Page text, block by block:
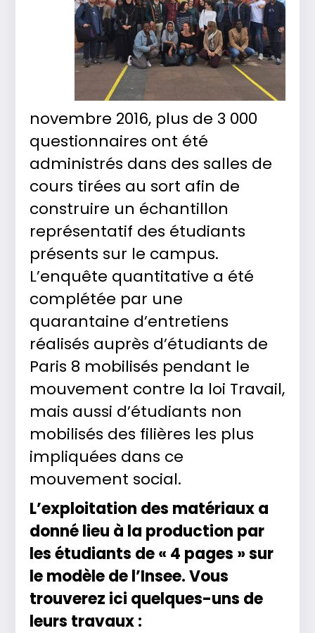
novembre 2016, plus de 3 000
questionnaires ont été
administrés dans des salles de
cours tirées au sort afin de
construire un échantillon
représentatif des étudiants
présents sur le campus.
L’enquête quantitative a été
complétée par une
quarantaine d’entretiens
réalisés auprès d’étudiants de
Paris 8 mobilisés pendant le
mouvement contre la loi Travail,
mais aussi d’étudiants non
mobilisés des filières les plus
impliquées dans ce
mouvement social.
L’exploitation des matériaux a
donné lieu à la production par
les étudiants de « 4 pages » sur
le modèle de l’Insee. Vous
trouverez ici quelques-uns de
leurs travaux :